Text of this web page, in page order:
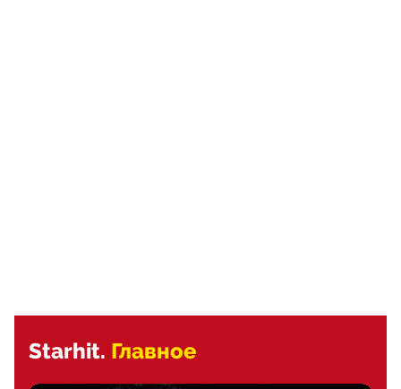
Starhit. Главное